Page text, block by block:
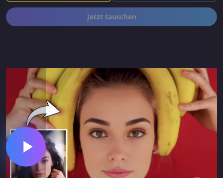
Jetzt tauschen